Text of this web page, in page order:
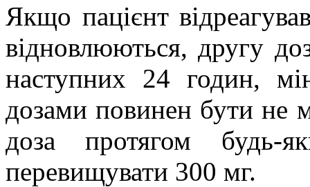
Якщо пацієнт
відновлюються, другу
наступних 24 годин,
дозами повинен бути не
доза протягом
перевищувати 300 мг.